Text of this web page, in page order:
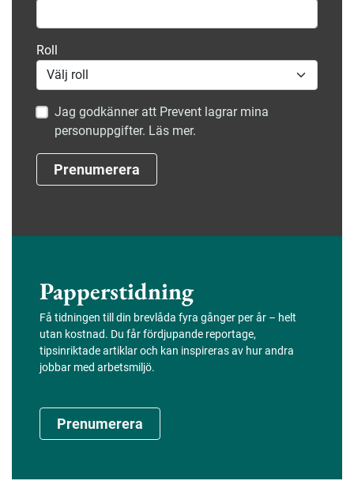
Roll
Jag godkänner att Prevent lagrar mina
personuppgifter. Läs mer.
Prenumerera
Papperstidning
Få tidningen till din brevlåda fyra gånger per år – helt
utan kostnad. Du får fördjupande reportage,
tipsinriktade artiklar och kan inspireras av hur andra
jobbar med arbetsmiljö.
Prenumerera